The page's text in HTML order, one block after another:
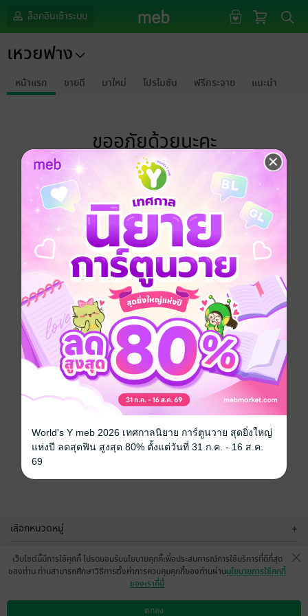
ล็อกอินเข้าระบบ
เหวยฟาง
หน้าแรก ขายดี มาใหม่ โปรโมชัน ฟรีกระจาย แนะนำ
ขออภัยด้วยนะคะ
ไม่พบข้อมูลในหัวข้อที่คุณกำลังชมค่ะ
เลือกหมวดหมู่ +
บริการช่วยเหลือ +
เว็บไซต์นี้มีการใช้คุกกี้ โปรดยอมรับนโยบายคุกกี้เพื่อประสบการณ์การใช้บริการที่ดีที่สุด
ของท่าน ท่านสามารถศึกษาวิธีการตั้งค่าการควบคุมคุกกี้ของท่านผ่านนโยบายการใช้คุกกี้
ของเราที่นี่
ตกลง
World's Y meb 2026 เทศกาลนิยาย การ์ตูนวาย สุดยิ่งใหญ่
แห่งปี ลดสุดฟิน สูงสุด 80% ตั้งแต่วันที่ 31 ก.ค. - 16 ส.ค.
69